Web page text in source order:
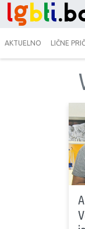
AKTUELNO LIČNE